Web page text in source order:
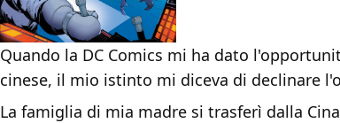
Quando la DC Comics mi ha dato
cinese, il mio istinto mi diceva di declinare
La famiglia di mia madre si trasferì dalla